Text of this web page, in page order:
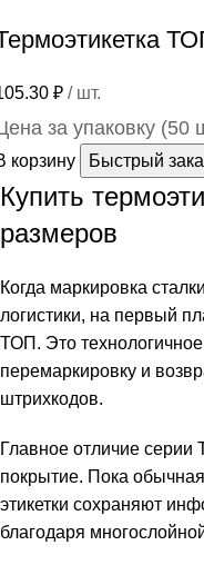
₽ / шт.
за упаковку (50
корзину Быстрый
Купить
размеров
Когда маркировка
логистики, на первый
ТОП. Это
перемаркировку и
штрихкодов.
Главное отличие
покрытие. Пока
этикетки сохраняют
благодаря